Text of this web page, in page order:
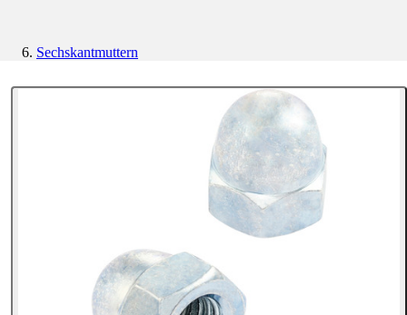
Sechskantmuttern